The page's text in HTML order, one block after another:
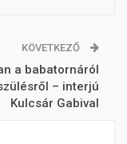
KÖVETKEZŐ
a babatornáról
– interjú
Kulcsár Gabival